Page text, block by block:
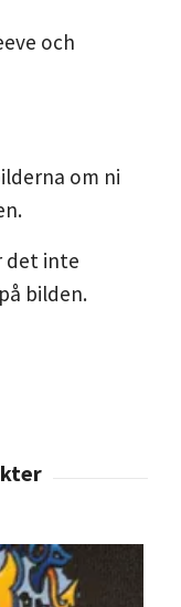
och
om ni
det inte
bilden.